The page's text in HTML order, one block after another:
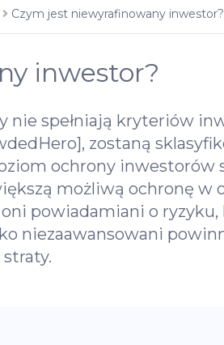
Czym jest niewyrafinowany inwestor?
inwestor?
nie spełniają kryteriów
zostaną
ochrony inwestorów
możliwą ochronę w
powiadamiani o
niezaawansowani